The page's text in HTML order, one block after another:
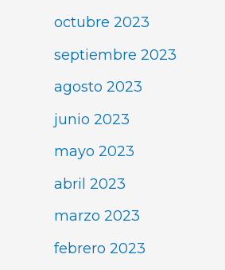
octubre 2023
septiembre 2023
agosto 2023
junio 2023
mayo 2023
abril 2023
marzo 2023
febrero 2023